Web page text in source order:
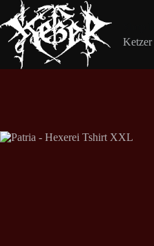
Inhalt
springen
Ketzer